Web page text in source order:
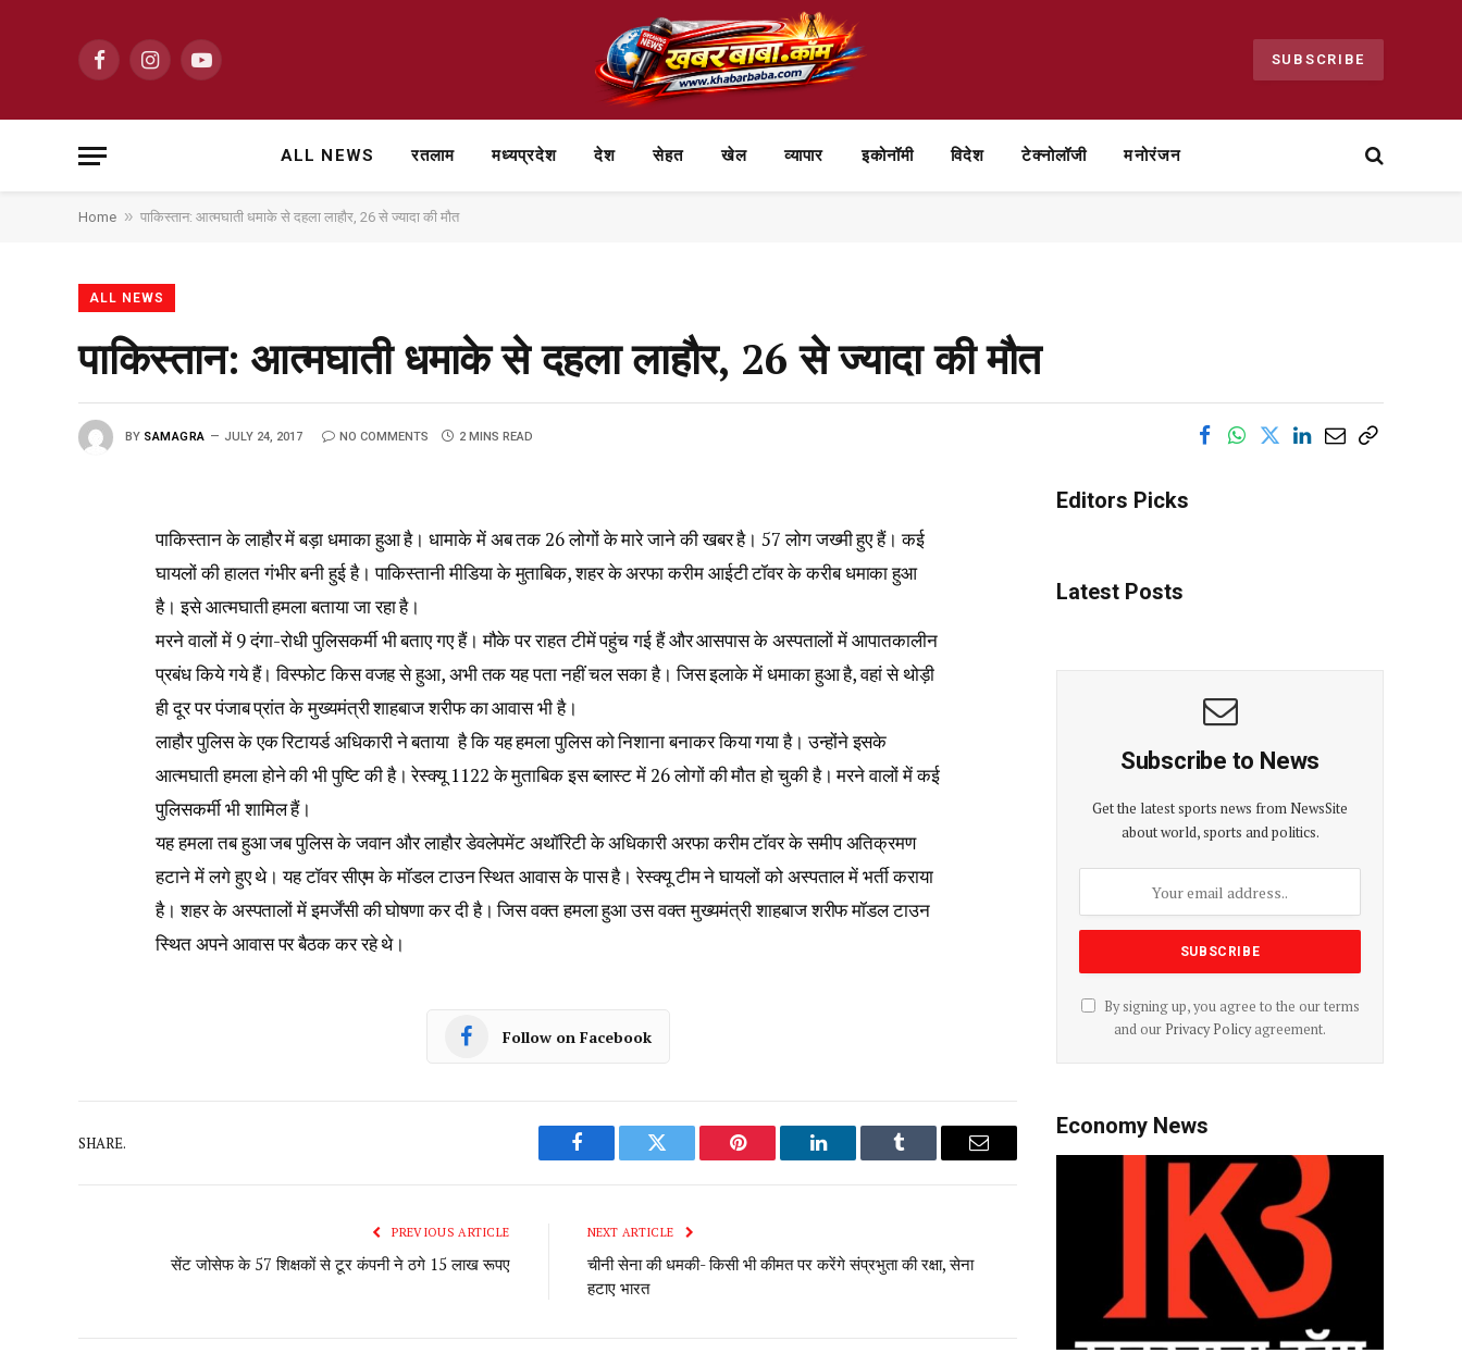
FacebookInstagramYouTube SUBSCRIBE
ALL NEWS रतलाम मध्यप्रदेश देश सेहत खेल व्यापार ⁠इकोनॉमी विदेश टेक्नोलॉजी मनोरंजन
Home » पाकिस्तान: आत्मघाती धमाके से दहला लाहौर, 26 से ज्यादा की मौत
ALL NEWS
पाकिस्तान: आत्मघाती धमाके से दहला लाहौर, 26 से ज्यादा की मौत
BY SAMAGRA JULY 24, 2017 NO COMMENTS 2 MINS READ
पाकिस्‍तान के लाहौर में बड़ा धमाका हुआ है। धामाके में अब तक 26 लोगों के मारे जाने की खबर है। 57 लोग जख्मी हुए हैं। कई
घायलों की हालत गंभीर बनी हुई है। पाकिस्‍तानी मीडिया के मुताबिक, शहर के अरफा करीम आईटी टॉवर के करीब धमाका हुआ
है। इसे आत्मघाती हमला बताया जा रहा है।
मरने वालों में 9 दंगा-रोधी पुलिसकर्मी भी बताए गए हैं। मौके पर राहत टीमें पहुंच गई हैं और आसपास के अस्‍पतालों में आपातकालीन
प्रबंध किये गये हैं। विस्‍फोट किस वजह से हुआ, अभी तक यह पता नहीं चल सका है। जिस इलाके में धमाका हुआ है, वहां से थोड़ी
ही दूर पर पंजाब प्रांत के मुख्‍यमंत्री शाहबाज शरीफ का आवास भी है।
लाहौर पुलिस के एक रिटायर्ड अधिकारी ने बताया है कि यह हमला पुलिस को निशाना बनाकर किया गया है। उन्होंने इसके
आत्मघाती हमला होने की भी पुष्टि की है। रेस्क्यू 1122 के मुताबिक इस ब्लास्ट में 26 लोगों की मौत हो चुकी है। मरने वालों में कई
पुलिसकर्मी भी शामिल हैं।
यह हमला तब हुआ जब पुलिस के जवान और लाहौर डेवलेपमेंट अथॉरिटी के अधिकारी अरफा करीम टॉवर के समीप अतिक्रमण
हटाने में लगे हुए थे। यह टॉवर सीएम के मॉडल टाउन स्थित आवास के पास है। रेस्क्यू टीम ने घायलों को अस्पताल में भर्ती कराया
है। शहर के अस्पतालों में इमर्जेंसी की घोषणा कर दी है। जिस वक्त हमला हुआ उस वक्त मुख्यमंत्री शाहबाज शरीफ मॉडल टाउन
स्थित अपने आवास पर बैठक कर रहे थे।
Follow on Facebook
SHARE.
Facebook Twitter Pinterest LinkedIn Tumblr Email
PREVIOUS ARTICLE
सेंट जोसेफ के 57 शिक्षकों से टूर कंपनी ने ठगे 15 लाख रूपए
NEXT ARTICLE
चीनी सेना की धमकी- किसी भी कीमत पर करेंगे संप्रभुता की रक्षा, सेना
हटाए भारत
Editors Picks
Latest Posts
Subscribe to News
Get the latest sports news from NewsSite
about world, sports and politics.
By signing up, you agree to the our terms
and our Privacy Policyagreement.
Economy News